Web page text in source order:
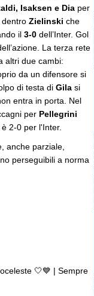
Isaksen e Dia per
dentro Zielinski che
il 3-0 dell’Inter. Gol
La terza rete
altri due cambi:
da un difensore si
di testa di Gila si
entra in porta. Nel
per Pellegrini
2-0 per l'Inter.
anche parziale,
perseguibili a norma
🤍💙 | Sempre